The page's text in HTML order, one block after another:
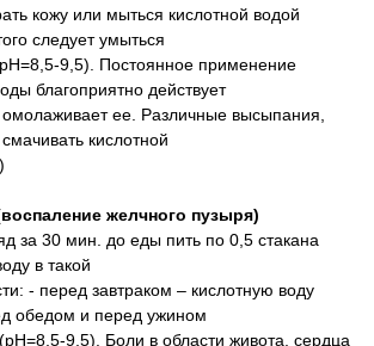
кожу или мыться кислотной водой
следует умыться
9,5). Постоянное применение
благоприятно действует
омолаживает ее. Различные высыпания,
кислотной
желчного пузыря)
за 30 мин. до еды пить по 0,5 стакана
в такой
- перед завтраком – кислотную воду
обедом и перед ужином
9,5). Боли в области живота, сердца